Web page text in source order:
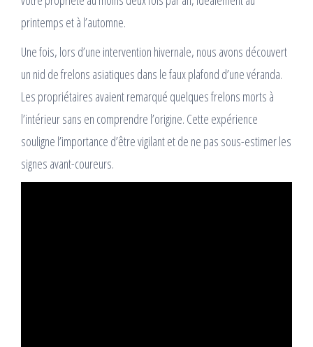
printemps et à l’automne.
Une fois, lors d’une intervention hivernale, nous avons découvert
un nid de frelons asiatiques dans le faux plafond d’une véranda.
Les propriétaires avaient remarqué quelques frelons morts à
l’intérieur sans en comprendre l’origine. Cette expérience
souligne l’importance d’être vigilant et de ne pas sous-estimer les
signes avant-coureurs.